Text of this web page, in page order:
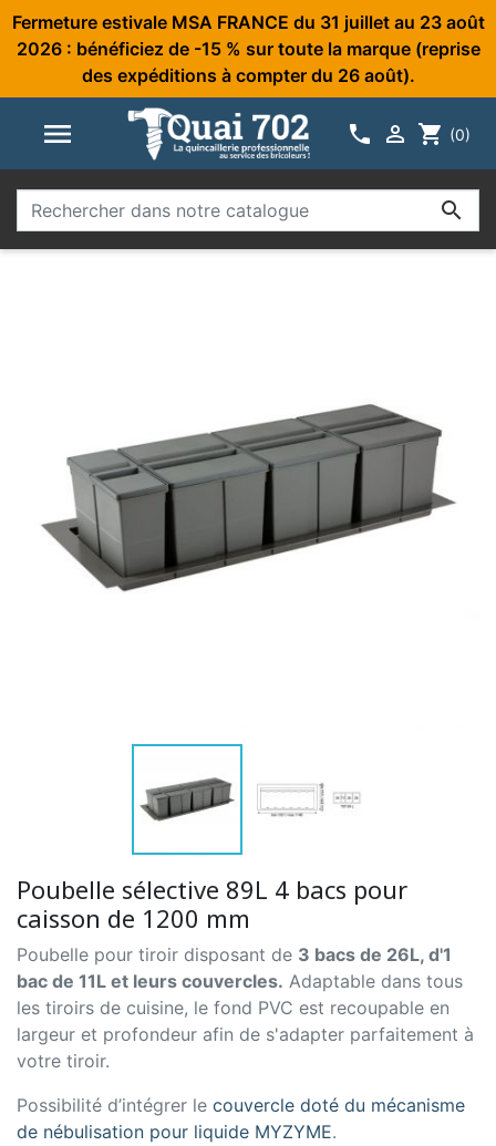
Fermeture estivale MSA FRANCE du 31 juillet au 23 août
2026 : bénéficiez de -15 % sur toute la marque (reprise
des expéditions à compter du 26 août).
   shopping_cart (0)

Poubelle sélective 89L 4 bacs pour
caisson de 1200 mm
Poubelle pour tiroir disposant de 3 bacs de 26L, d'1
bac de 11L et leurs couvercles. Adaptable dans tous
les tiroirs de cuisine, le fond PVC est recoupable en
largeur et profondeur afin de s'adapter parfaitement à
votre tiroir.
Possibilité d’intégrer le couvercle doté du mécanisme
de nébulisation pour liquide MYZYME.